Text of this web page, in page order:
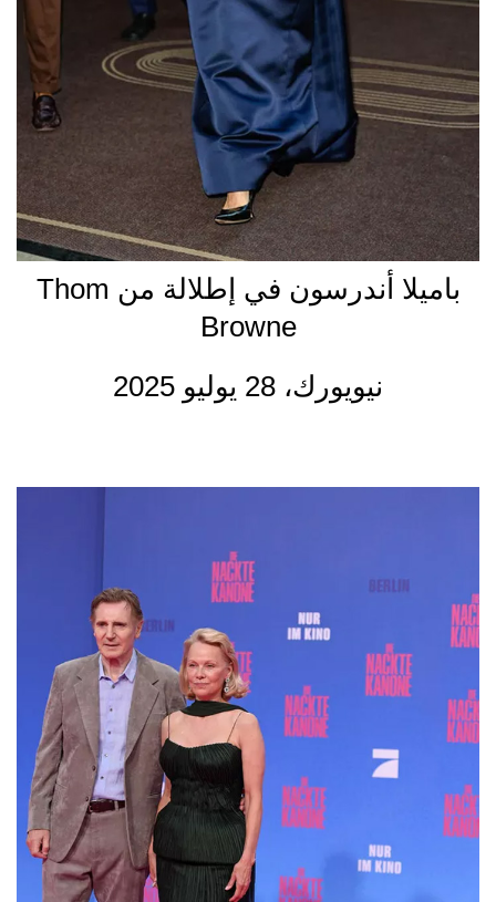
باميلا أندرسون في إطلالة من Thom
Browne
نيويورك، 28 يوليو 2025